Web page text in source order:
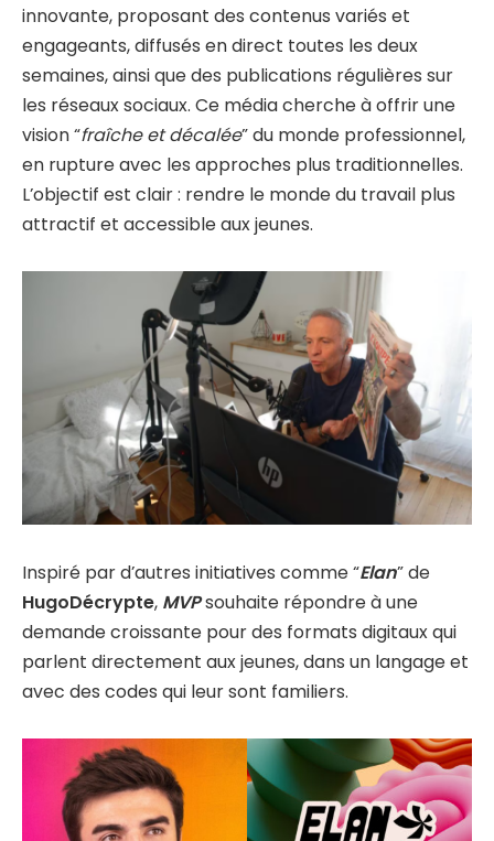
innovante, proposant des contenus variés et
engageants, diffusés en direct toutes les deux
semaines, ainsi que des publications régulières sur
les réseaux sociaux. Ce média cherche à offrir une
vision “fraîche et décalée” du monde professionnel,
en rupture avec les approches plus traditionnelles.
L’objectif est clair : rendre le monde du travail plus
attractif et accessible aux jeunes.
Inspiré par d’autres initiatives comme “Elan” de
HugoDécrypte, MVPsouhaite répondre à une
demande croissante pour des formats digitaux qui
parlent directement aux jeunes, dans un langage et
avec des codes qui leur sont familiers.